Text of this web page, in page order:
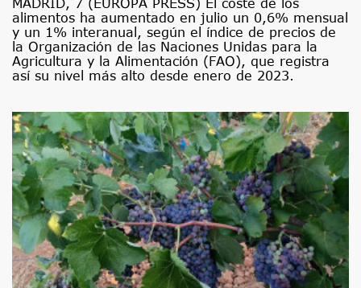
MADRID, 7 (EUROPA PRESS) El coste de los
alimentos ha aumentado en julio un 0,6% mensual
y un 1% interanual, según el índice de precios de
la Organización de las Naciones Unidas para la
Agricultura y la Alimentación (FAO), que registra
así su nivel más alto desde enero de 2023.